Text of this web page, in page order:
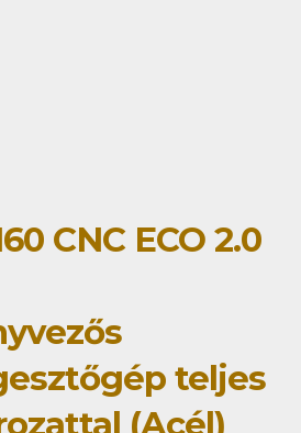
CNC ECO 2.0
teljes
(Acél)